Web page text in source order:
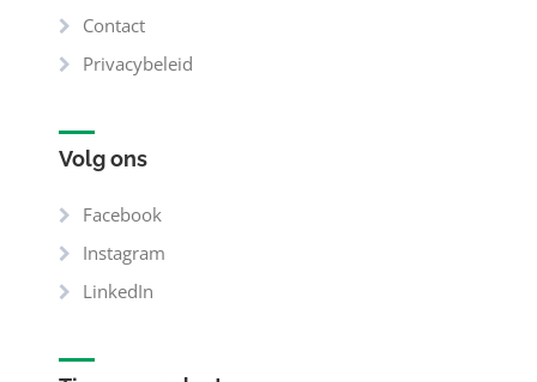
Contact
Privacybeleid
Volg ons
Facebook
Instagram
LinkedIn